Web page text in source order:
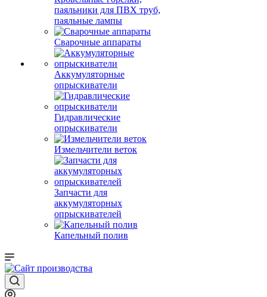
паяльники для ПВХ труб,
паяльные лампы
Сварочные аппараты
Аккумуляторные
опрыскиватели
Гидравлические
опрыскиватели
Измельчители веток
Запчасти для
аккумуляторных
опрыскивателей
Капельный полив